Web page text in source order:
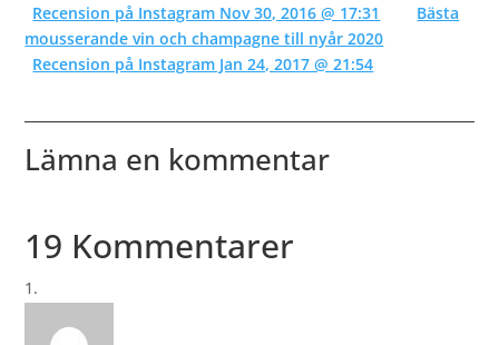
Recension på Instagram Nov 30, 2016 @ 17:31
Bästa
mousserande vin och champagne till nyår 2020
Recension på Instagram Jan 24, 2017 @ 21:54
Lämna en kommentar
19 Kommentarer